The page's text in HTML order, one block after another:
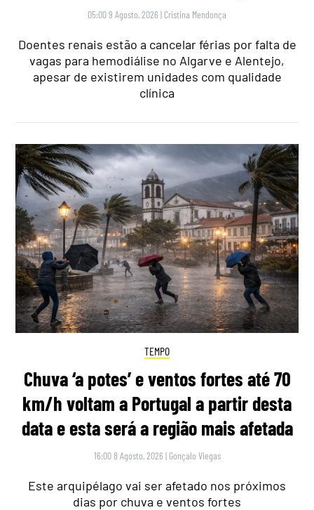
05:00 9 Agosto, 2026 | Cristina Mendonça
Doentes renais estão a cancelar férias por falta de
vagas para hemodiálise no Algarve e Alentejo,
apesar de existirem unidades com qualidade
clínica
TEMPO
Chuva ‘a potes’ e ventos fortes até 70
km/h voltam a Portugal a partir desta
data e esta será a região mais afetada
16:00 8 Agosto, 2026 | Gonçalo Viegas
Este arquipélago vai ser afetado nos próximos
dias por chuva e ventos fortes